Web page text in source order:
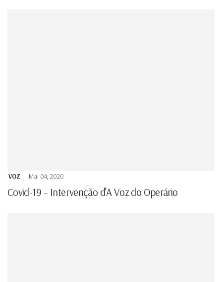
VOZ Mai 04, 2020
Covid-19 – Intervenção d’A Voz do Operário